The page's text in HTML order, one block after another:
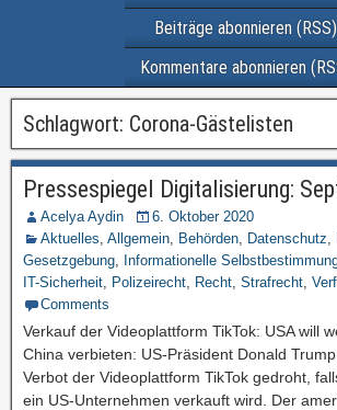
Beiträge abonnieren (RSS)
Kommentare abonnieren
Schlagwort: Corona-Gästelisten
Pressespiegel Digitalisierung:
Acelya Aydin
6. Oktober 2020
Aktuelles, Allgemein, Behörden, Datenschutz,
Gesetzgebung, Informationelle
IT-Sicherheit, Polizeirecht, Recht, Strafrecht,
Comments
Verkauf der Videoplattform TikTok: USA will
China verbieten: US-Präsident Donald
Verbot der Videoplattform TikTok gedroht,
ein US-Unternehmen verkauft wird. Der